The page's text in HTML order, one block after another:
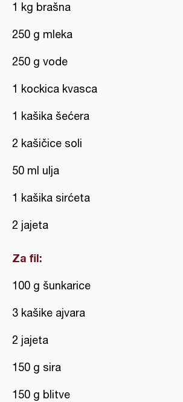
1 kg brašna
250 g mleka
250 g vode
1 kockica kvasca
1 kašika šećera
2 kašičice soli
50 ml ulja
1 kašika sirćeta
2 jajeta
Za fil:
100 g šunkarice
3 kašike ajvara
2 jajeta
150 g sira
150 g blitve